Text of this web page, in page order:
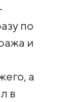
по
и
а
в